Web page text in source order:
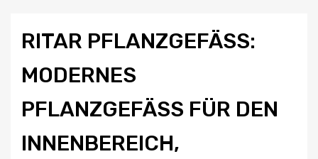
RITAR PFLANZGEFÄSS: M
ODERNES P
FLANZGEFÄSS FÜR DEN IN
NENBEREICH, DE